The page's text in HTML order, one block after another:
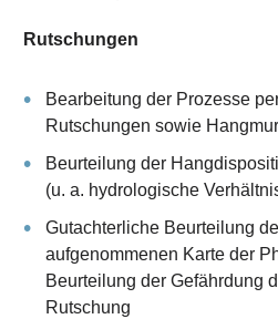
Rutschungen
Bearbeitung der Prozesse
Rutschungen sowie
Beurteilung der
(u. a. hydrologische
Gutachterliche Beurteilung
aufgenommenen Karte der
Beurteilung der Gefährdung
Rutschung